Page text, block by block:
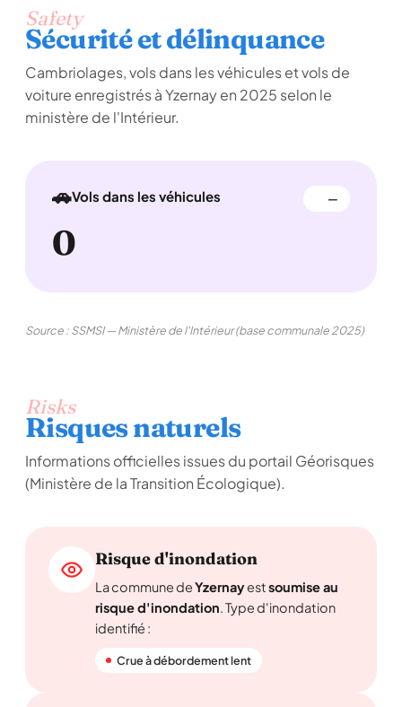
Safety
Sécurité et délinquance
Cambriolages, vols dans les véhicules et vols de
voiture enregistrés à Yzernay en 2025 selon le
ministère de l'Intérieur.
🚗Vols dans les véhicules —
0
Source : SSMSI — Ministère de l'Intérieur (base communale 2025)
Risks
Risques naturels
Informations officielles issues du portail Géorisques
(Ministère de la Transition Écologique).
Risque d'inondation
La commune deYzernayestsoumise au
risque d'inondation. Type d'inondation
identifié :
Crue à débordement lent